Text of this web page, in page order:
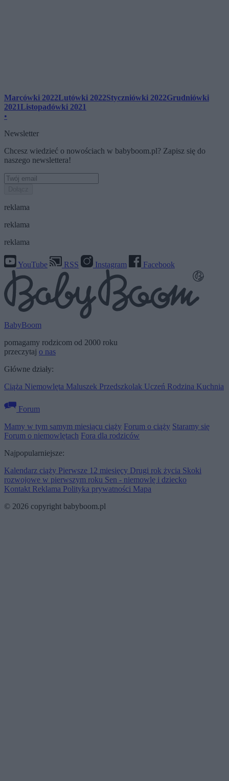
Marcówki 2022Lutówki 2022Styczniówki 2022Grudniówki
2021Listopadówki 2021
•
Newsletter
Chcesz wiedzieć o nowościach w babyboom.pl? Zapisz się do
naszego newslettera!
reklama
reklama
reklama
YouTube RSS Instagram Facebook
BabyBoom
pomagamy rodzicom od 2000 roku
przeczytaj o nas
Główne działy:
Ciąża Niemowlęta Maluszek Przedszkolak Uczeń Rodzina Kuchnia
Forum
Mamy w tym samym miesiącu ciąży Forum o ciąży Staramy się
Forum o niemowlętach Fora dla rodziców
Najpopularniejsze:
Kalendarz ciąży Pierwsze 12 miesięcy Drugi rok życia Skoki
rozwojowe w pierwszym roku Sen - niemowlę i dziecko
Kontakt Reklama Polityka prywatności Mapa
© 2026 copyright babyboom.pl